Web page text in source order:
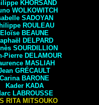
KHORSAND
WOLKOWITCH
SADOYAN
ROULEAU
Eloïse BEAUNE
DELPARD
SOURDILLION
Pierre DELAMOUR
MASLIAH
GRÉCAULT
Carina BARONE
Kader KADA
LABROUSSE
RITA MITSOUKO